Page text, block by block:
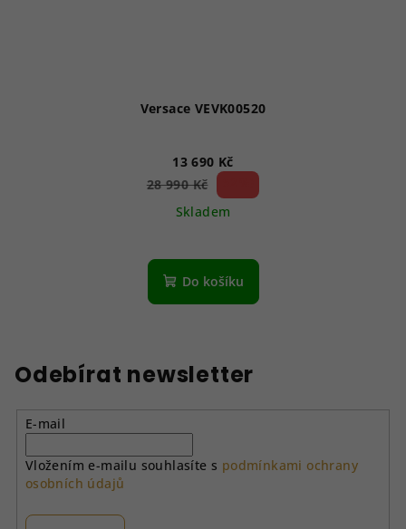
Versace VEVK00520
13 690 Kč
28 990 Kč
Skladem
Do košíku
Odebírat newsletter
E-mail
Vložením e-mailu souhlasíte s podmínkami ochrany
osobních údajů